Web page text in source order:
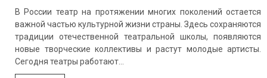
В России театр на протяжении многих поколений остается
важной частью культурной жизни страны. Здесь сохраняются
традиции отечественной театральной школы, появляются
новые творческие коллективы и растут молодые артисты.
Сегодня театры работают…